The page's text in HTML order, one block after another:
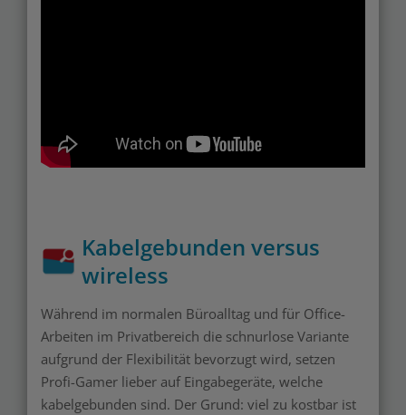
Kabelgebunden versus
wireless
Während im normalen Büroalltag und für Office-
Arbeiten im Privatbereich die schnurlose Variante
aufgrund der Flexibilität bevorzugt wird, setzen
Profi-Gamer lieber auf Eingabegeräte, welche
kabelgebunden sind. Der Grund: viel zu kostbar ist